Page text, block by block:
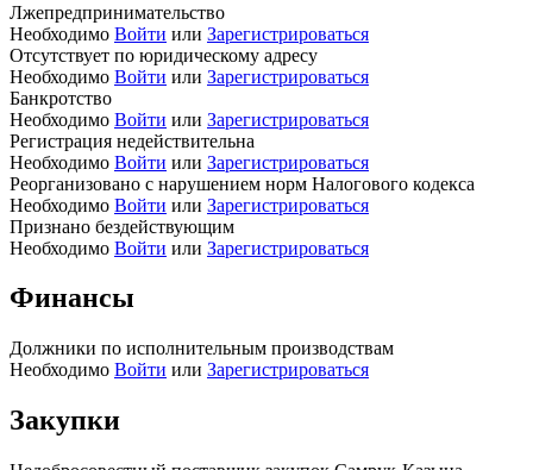
Лжепредпринимательство
Необходимо Войти или Зарегистрироваться
Отсутствует по юридическому адресу
Необходимо Войти или Зарегистрироваться
Банкротство
Необходимо Войти или Зарегистрироваться
Регистрация недействительна
Необходимо Войти или Зарегистрироваться
Реорганизовано с нарушением норм Налогового кодекса
Необходимо Войти или Зарегистрироваться
Признано бездействующим
Необходимо Войти или Зарегистрироваться
Финансы
Должники по исполнительным производствам
Необходимо Войти или Зарегистрироваться
Закупки